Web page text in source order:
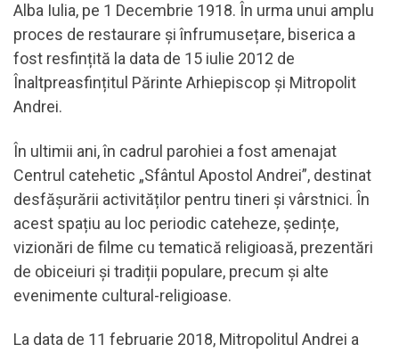
Alba Iulia, pe 1 Decembrie 1918. În urma unui amplu
proces de restaurare și înfrumusețare, biserica a
fost resfințită la data de 15 iulie 2012 de
Înaltpreasfințitul Părinte Arhiepiscop și Mitropolit
Andrei.
În ultimii ani, în cadrul parohiei a fost amenajat
Centrul catehetic „Sfântul Apostol Andrei”, destinat
desfășurării activităților pentru tineri și vârstnici. În
acest spațiu au loc periodic cateheze, ședințe,
vizionări de filme cu tematică religioasă, prezentări
de obiceiuri și tradiții populare, precum și alte
evenimente cultural-religioase.
La data de 11 februarie 2018, Mitropolitul Andrei a